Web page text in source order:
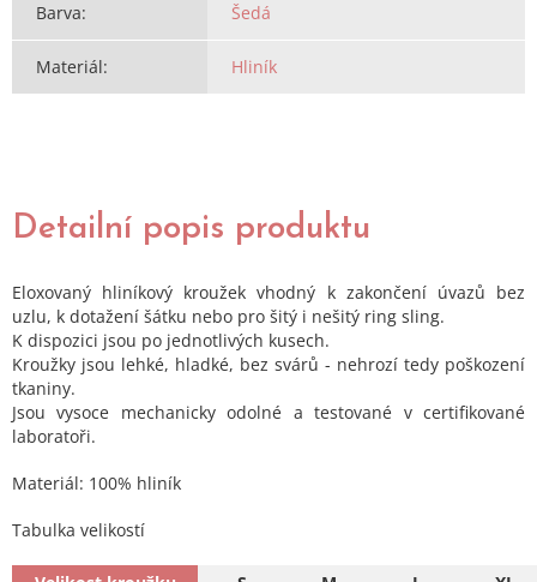
Barva: Šedá
Materiál: Hliník
Detailní popis produktu
Eloxovaný hliníkový kroužek vhodný k zakončení úvazů bez
uzlu, k dotažení šátku nebo pro šitý i nešitý ring sling.
K dispozici jsou po jednotlivých kusech.
Kroužky jsou lehké, hladké, bez svárů - nehrozí tedy poškození
tkaniny.
Jsou vysoce mechanicky odolné a testované v certifikované
laboratoři.
Materiál: 100% hliník
Tabulka velikostí